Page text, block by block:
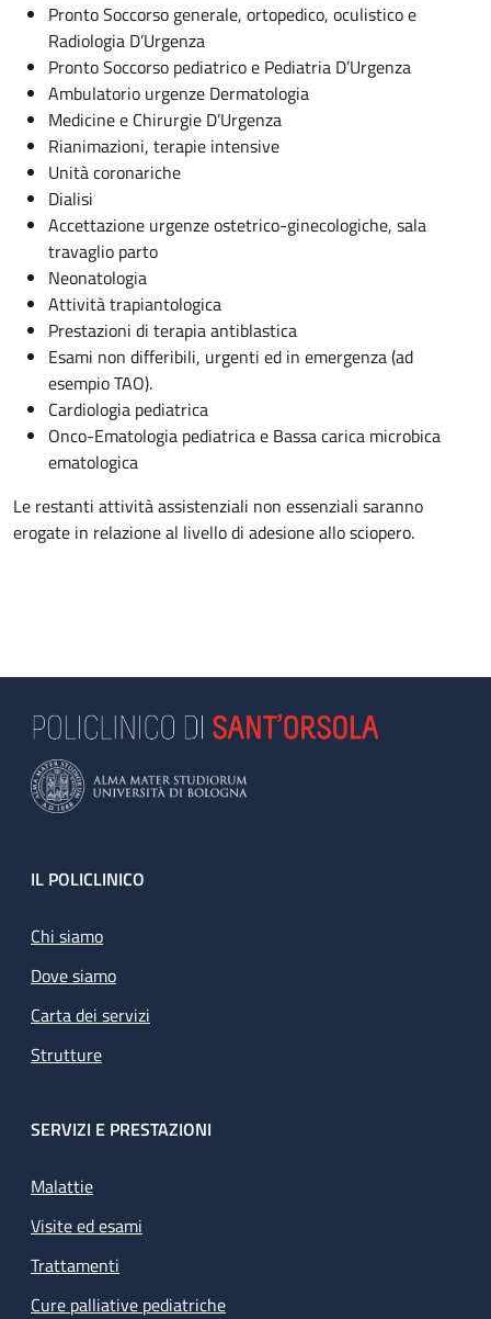
Pronto Soccorso generale, ortopedico, oculistico e
Radiologia D’Urgenza
Pronto Soccorso pediatrico e Pediatria D’Urgenza
Ambulatorio urgenze Dermatologia
Medicine e Chirurgie D’Urgenza
Rianimazioni, terapie intensive
Unità coronariche
Dialisi
Accettazione urgenze ostetrico-ginecologiche, sala
travaglio parto
Neonatologia
Attività trapiantologica
Prestazioni di terapia antiblastica
Esami non differibili, urgenti ed in emergenza (ad
esempio TAO).
Cardiologia pediatrica
Onco-Ematologia pediatrica e Bassa carica microbica
ematologica
Le restanti attività assistenziali non essenziali saranno
erogate in relazione al livello di adesione allo sciopero.
Footer
IL POLICLINICO
Chi siamo
Dove siamo
Carta dei servizi
Strutture
SERVIZI E PRESTAZIONI
Malattie
Visite ed esami
Trattamenti
Cure palliative pediatriche